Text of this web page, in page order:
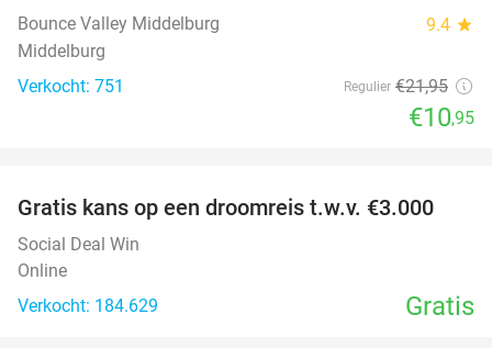
Bounce Valley Middelburg 9.4 star
Middelburg
Verkocht: 751
Regulier €21,95
€10,95
Gratis kans op een droomreis t.w.v. €3.000
Social Deal Win
Online
Verkocht: 184.629
Gratis